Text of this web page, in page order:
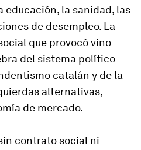
educación, la sanidad, las
de desempleo. La
que provocó vino
del sistema político
catalán y de la
alternativas,
de mercado.
contrato social ni